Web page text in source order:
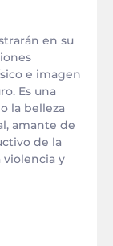
en su
e imagen
Es una
la belleza
amante de
de la
violencia y